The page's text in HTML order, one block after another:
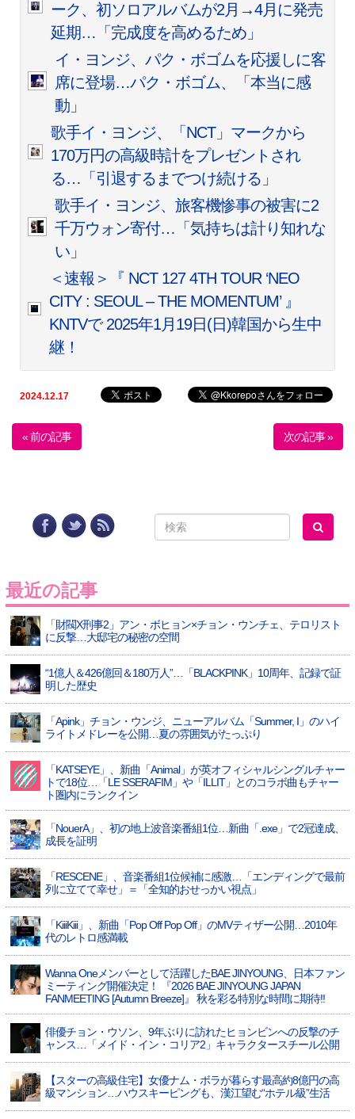
ーク、初ソロアルバムが2月→4月に発売
延期…「完成度を高めるため」
イ・ヨンジ、パク・ボゴムを応援しに客
席に登場…パク・ボゴム、「本当に感
動」
歌手イ・ヨンジ、「NCT」マークから
170万円の高級時計をプレゼントされ
る…「引退するまでつけ続ける」
歌手イ・ヨンジ、旅客機惨事の被害に2
千万ウォン寄付…「気持ちは計り知れな
い」
＜速報＞『 NCT 127 4TH TOUR ‘NEO
CITY : SEOUL – THE MOMENTUM’ 』
KNTVで 2025年1月19日(日)韓国から生中
継！
2024.12.17
« 前の記事 次の記事 »
最近の記事
「財閥X刑事2」アン・ボヒョン×チョン・ウンチェ、テロリスト
に反撃…大邸宅の秘密の空間
“1億人＆426億回＆180万人”…「BLACKPINK」10周年、記録で証
明した歴史
「Apink」チョン・ウンジ、ニューアルバム「Summer, I」のハイ
ライトメドレーを公開…夏の雰囲気がたっぷり
「KATSEYE」、新曲「Animal」が英オフィシャルシングルチャー
トで18位…「LE SSERAFIM」や「ILLIT」とのコラボ曲もチャー
ト圏内にランクイン
「NouerA」、初の地上波音楽番組1位…新曲「.exe」で2冠達成、
成長を証明
「RESCENE」、音楽番組1位候補に感激…「エンディングで最前
列に立てて幸せ」＝「全知的おせっかい視点」
「KiiiKiii」、新曲「Pop Off Pop Off」のMVティザー公開…2010年
代のレトロ感満載
Wanna Oneメンバーとして活躍したBAE JINYOUNG、日本ファン
ミーティング開催決定！ 『2026 BAE JINYOUNG JAPAN
FANMEETING [Autumn Breeze]』 秋を彩る特別な時間に期待!!
俳優チョン・ウソン、9年ぶりに訪れたヒョンビンへの反撃のチ
ャンス…「メイド・イン・コリア2」キャラクタースチール公開
【スターの高級住宅】女優ナム・ボラが暮らす最高約8億円の高
級マンション…ハウスキーピングも、漢江望む“ホテル級”生活